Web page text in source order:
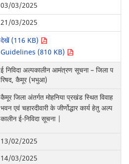
03/03/2025
21/03/2025
देखें (116 KB)
Guidelines (810 KB)
ई निविदा अल्पकालीन आमंत्रण सूचना – जिला प
रिषद, कैमूर (भभुआ)
कैमूर जिला अंतर्गत मोहनिया प्रखंड स्थित विवाह
भवन एवं चहारदीवारी के जीर्णोद्धार कार्य हेतु अल्प
कालीन ई-निविदा सूचना |
13/02/2025
14/03/2025